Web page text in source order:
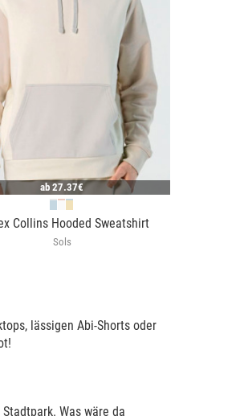
ab 27.37€
Collins Hooded Sweatshirt
Sols
lässigen Abi-Shorts oder
Was wäre da